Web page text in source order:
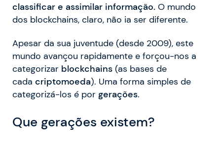
classificar e assimilar informação. O mundo
dos blockchains, claro, não ia ser diferente.
Apesar da sua juventude (desde 2009), este
mundo avançou rapidamente e forçou-nos a
categorizar blockchains (as bases de
cada criptomoeda). Uma forma simples de
categorizá-los é por gerações.
Que gerações existem?